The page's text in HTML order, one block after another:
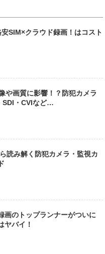
SIM×クラウド録画！はコスト
や画質に影響！？防犯カメラ
SDI・CVIなど…
読み解く防犯カメラ・監視カ
画のトップランナーがついに
ヤバイ！